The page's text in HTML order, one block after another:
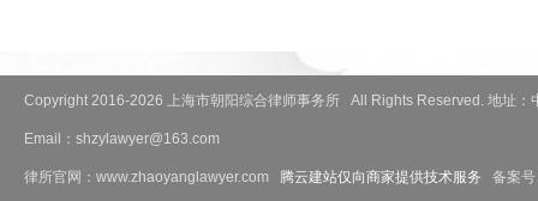
Copyright 2016-2026 上海市朝阳综合律师事务所 All Rights Reserved. 地址
Email：shzylawyer@163.com
律所官网：www.zhaoyanglawyer.com 腾云建站仅向商家提供技术服务 备案号